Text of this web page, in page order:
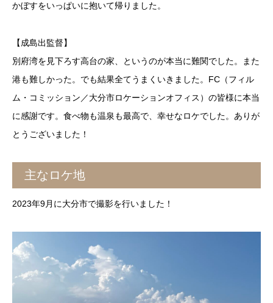
かぼすをいっぱいに抱いて帰りました。
【成島出監督】
別府湾を見下ろす高台の家、というのが本当に難関でした。また
港も難しかった。でも結果全てうまくいきました。FC（フィル
ム・コミッション／大分市ロケーションオフィス）の皆様に本当
に感謝です。食べ物も温泉も最高で、幸せなロケでした。ありが
とうございました！
主なロケ地
2023年9月に大分市で撮影を行いました！